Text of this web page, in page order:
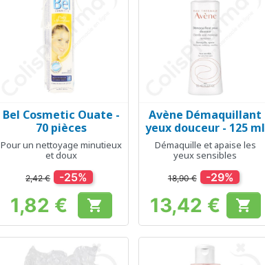
Aperçu rapide
Bel Cosmetic Ouate -
70 pièces
Pour un nettoyage minutieux
et doux
2,42 € -25%
Prix
1,82 € 
Aperçu rapide
Avène Démaquillant
yeux douceur - 125 ml
Démaquille et apaise les
yeux sensibles
18,90 € -29%
Prix
13,42 € 